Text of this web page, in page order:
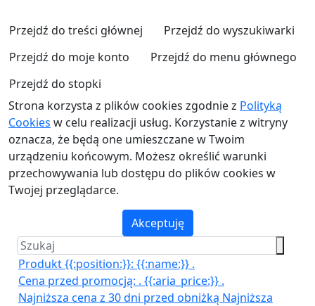
Przejdź do treści głównej
Przejdź do wyszukiwarki
Przejdź do moje konto
Przejdź do menu głównego
Przejdź do stopki
Strona korzysta z plików cookies zgodnie z Polityką
Cookies w celu realizacji usług. Korzystanie z witryny
oznacza, że będą one umieszczane w Twoim
urządzeniu końcowym. Możesz określić warunki
przechowywania lub dostępu do plików cookies w
Twojej przeglądarce.
Akceptuję
Produkt {{:position:}}: {{:name:}} .
Cena przed promocją: . {{:aria_price:}} .
Najniższa cena z 30 dni przed obniżką Najniższa